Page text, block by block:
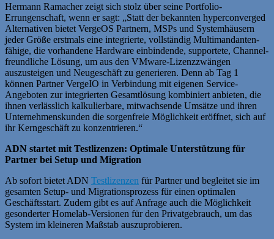
Hermann Ramacher zeigt sich stolz über seine Portfolio-
Errungenschaft, wenn er sagt: „Statt der bekannten hyperconverged
Alternativen bietet VergeOS Partnern, MSPs und Systemhäusern
jeder Größe erstmals eine integrierte, vollständig Multimandanten-
fähige, die vorhandene Hardware einbindende, supportete, Channel-
freundliche Lösung, um aus den VMware-Lizenzzwängen
auszusteigen und Neugeschäft zu generieren. Denn ab Tag 1
können Partner VergeIO in Verbindung mit eigenen Service-
Angeboten zur integrierten Gesamtlösung kombiniert anbieten, die
ihnen verlässlich kalkulierbare, mitwachsende Umsätze und ihren
Unternehmenskunden die sorgenfreie Möglichkeit eröffnet, sich auf
ihr Kerngeschäft zu konzentrieren.“
ADN startet mit Testlizenzen: Optimale Unterstützung für
Partner bei Setup und Migration
Ab sofort bietet ADN Testlizenzen für Partner und begleitet sie im
gesamten Setup- und Migrationsprozess für einen optimalen
Geschäftsstart. Zudem gibt es auf Anfrage auch die Möglichkeit
gesonderter Homelab-Versionen für den Privatgebrauch, um das
System im kleineren Maßstab auszuprobieren.